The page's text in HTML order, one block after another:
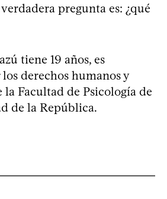
pregunta es: ¿qué
tiene 19 años, es
derechos humanos y
la Facultad de Psicología de
de la República.